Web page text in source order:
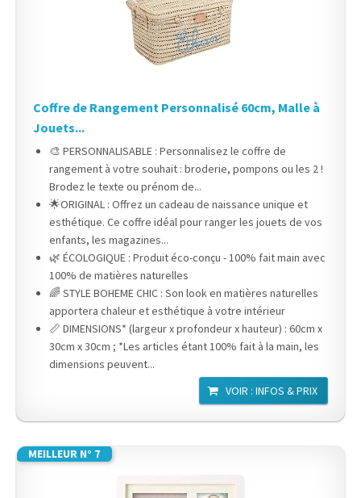
Coffre de Rangement Personnalisé 60cm, Malle à
Jouets...
🎨 PERSONNALISABLE : Personnalisez le coffre de
rangement à votre souhait : broderie, pompons ou les 2 !
Brodez le texte ou prénom de...
🌟ORIGINAL : Offrez un cadeau de naissance unique et
esthétique. Ce coffre idéal pour ranger les jouets de vos
enfants, les magazines...
🌿 ÉCOLOGIQUE : Produit éco-conçu - 100% fait main avec
100% de matières naturelles
🌈 STYLE BOHEME CHIC : Son look en matières naturelles
apportera chaleur et esthétique à votre intérieur
📏 DIMENSIONS* (largeur x profondeur x hauteur) : 60cm x
30cm x 30cm ; *Les articles étant 100% fait à la main, les
dimensions peuvent...
VOIR : INFOS & PRIX
MEILLEUR N° 7